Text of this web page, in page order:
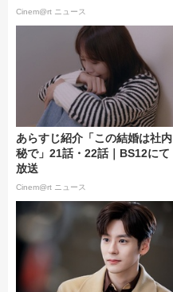
Cinem@rt ニュース
あらすじ紹介「この結婚は社内
秘で」21話・22話｜BS12にて
放送
Cinem@rt ニュース